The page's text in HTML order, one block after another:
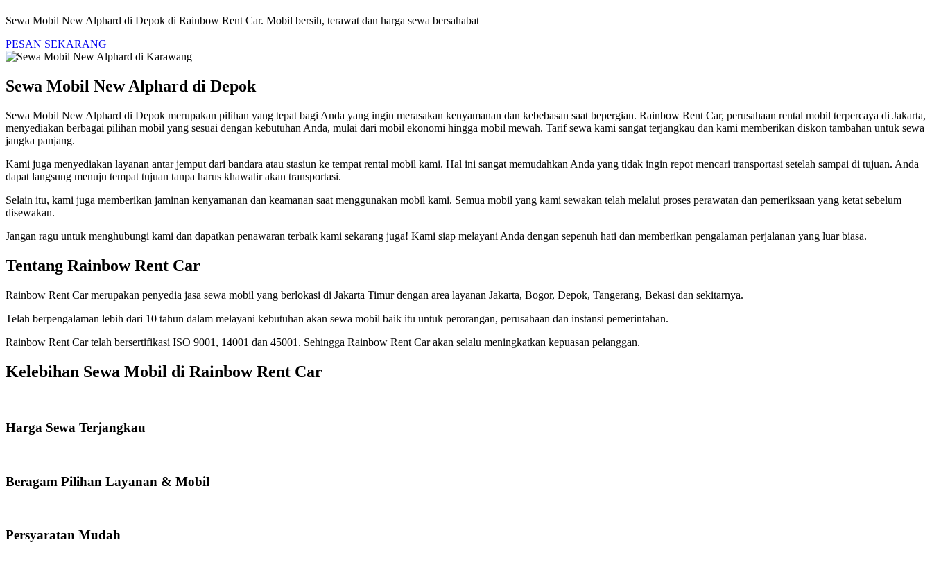
Sewa Mobil New Alphard di Depok di Rainbow Rent Car. Mobil bersih, terawat dan harga sewa bersahabat
PESAN SEKARANG
Sewa Mobil New Alphard di Depok
Sewa Mobil New Alphard di Depok merupakan pilihan yang tepat bagi Anda yang ingin merasakan kenyamanan dan kebebasan saat bepergian. Rainbow Rent Car, perusahaan rental mobil terpercaya di Jakarta,
menyediakan berbagai pilihan mobil yang sesuai dengan kebutuhan Anda, mulai dari mobil ekonomi hingga mobil mewah. Tarif sewa kami sangat terjangkau dan kami memberikan diskon tambahan untuk sewa
jangka panjang.
Kami juga menyediakan layanan antar jemput dari bandara atau stasiun ke tempat rental mobil kami. Hal ini sangat memudahkan Anda yang tidak ingin repot mencari transportasi setelah sampai di tujuan. Anda
dapat langsung menuju tempat tujuan tanpa harus khawatir akan transportasi.
Selain itu, kami juga memberikan jaminan kenyamanan dan keamanan saat menggunakan mobil kami. Semua mobil yang kami sewakan telah melalui proses perawatan dan pemeriksaan yang ketat sebelum
disewakan.
Jangan ragu untuk menghubungi kami dan dapatkan penawaran terbaik kami sekarang juga! Kami siap melayani Anda dengan sepenuh hati dan memberikan pengalaman perjalanan yang luar biasa.
Tentang Rainbow Rent Car
Rainbow Rent Car merupakan penyedia jasa sewa mobil yang berlokasi di Jakarta Timur dengan area layanan Jakarta, Bogor, Depok, Tangerang, Bekasi dan sekitarnya.
Telah berpengalaman lebih dari 10 tahun dalam melayani kebutuhan akan sewa mobil baik itu untuk perorangan, perusahaan dan instansi pemerintahan.
Rainbow Rent Car telah bersertifikasi ISO 9001, 14001 dan 45001. Sehingga Rainbow Rent Car akan selalu meningkatkan kepuasan pelanggan.
Kelebihan Sewa Mobil di Rainbow Rent Car
Harga Sewa Terjangkau
Beragam Pilihan Layanan & Mobil
Persyaratan Mudah